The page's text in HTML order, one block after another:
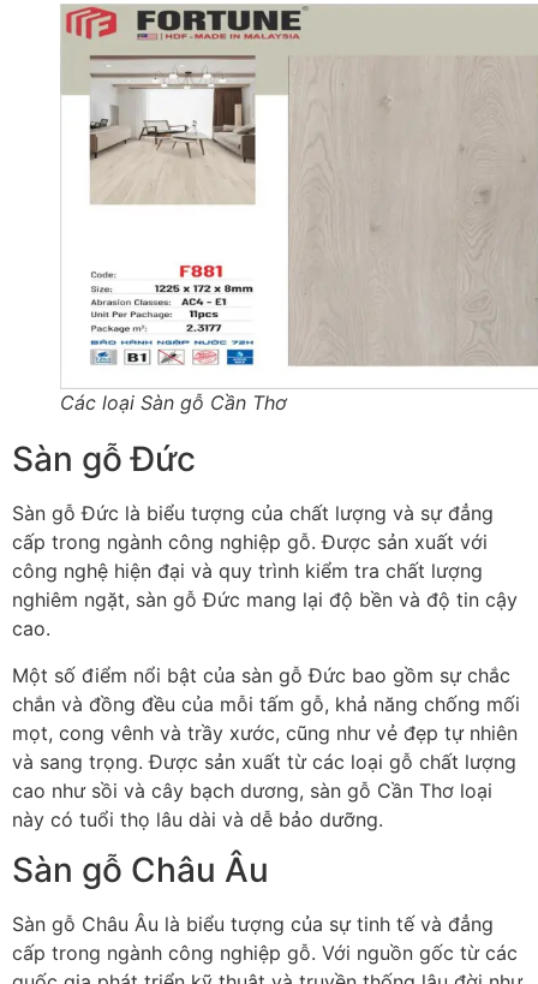
Các loại Sàn gỗ Cần Thơ
Sàn gỗ Đức
Sàn gỗ Đức là biểu tượng của chất lượng và sự đẳng
cấp trong ngành công nghiệp gỗ. Được sản xuất với
công nghệ hiện đại và quy trình kiểm tra chất lượng
nghiêm ngặt, sàn gỗ Đức mang lại độ bền và độ tin cậy
cao.
Một số điểm nổi bật của sàn gỗ Đức bao gồm sự chắc
chắn và đồng đều của mỗi tấm gỗ, khả năng chống mối
mọt, cong vênh và trầy xước, cũng như vẻ đẹp tự nhiên
và sang trọng. Được sản xuất từ các loại gỗ chất lượng
cao như sồi và cây bạch dương, sàn gỗ Cần Thơ loại
này có tuổi thọ lâu dài và dễ bảo dưỡng.
Sàn gỗ Châu Âu
Sàn gỗ Châu Âu là biểu tượng của sự tinh tế và đẳng
cấp trong ngành công nghiệp gỗ. Với nguồn gốc từ các